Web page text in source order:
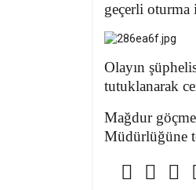
geçerli oturma
Olayın
tutuklanarak
Mağdur
Müdürlüğüne